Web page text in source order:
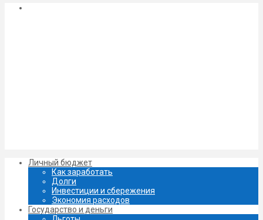
Личный бюджет
Как заработать
Долги
Инвестиции и сбережения
Экономия расходов
Государство и деньги